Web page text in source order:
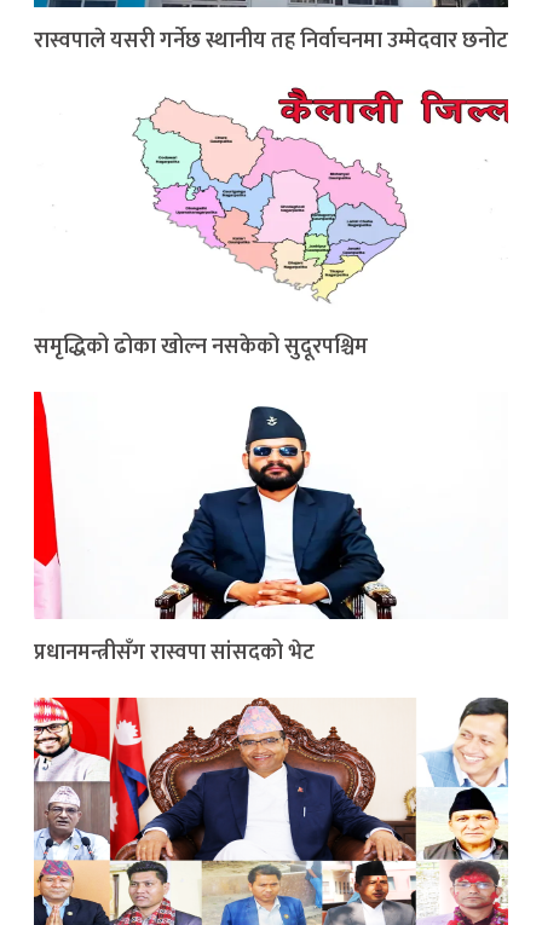
रास्वपाले यसरी गर्नेछ स्थानीय तह निर्वाचनमा उम्मेदवार छनोट
समृद्धिको ढोका खोल्न नसकेको सुदूरपश्चिम
प्रधानमन्त्रीसँग रास्वपा सांसदको भेट